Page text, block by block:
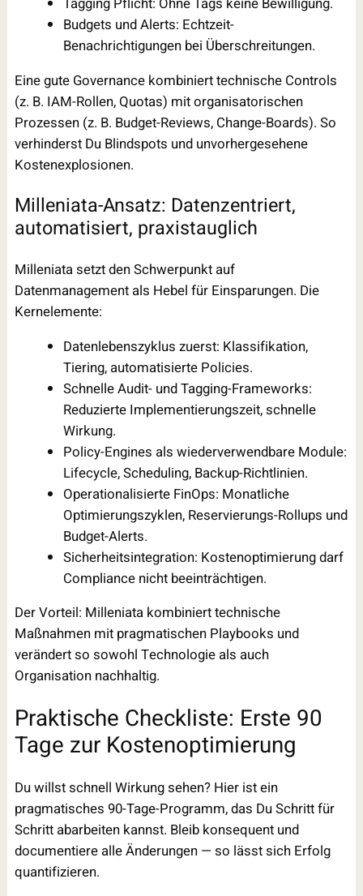
Budgets und Alerts: Echtzeit-
Benachrichtigungen bei Überschreitungen.
Eine gute Governance kombiniert technische Controls
(z. B. IAM-Rollen, Quotas) mit organisatorischen
Prozessen (z. B. Budget-Reviews, Change-Boards). So
verhinderst Du Blindspots und unvorhergesehene
Kostenexplosionen.
Milleniata-Ansatz: Datenzentriert,
automatisiert, praxistauglich
Milleniata setzt den Schwerpunkt auf
Datenmanagement als Hebel für Einsparungen. Die
Kernelemente:
Datenlebenszyklus zuerst: Klassifikation,
Tiering, automatisierte Policies.
Schnelle Audit- und Tagging-Frameworks:
Reduzierte Implementierungszeit, schnelle
Wirkung.
Policy-Engines als wiederverwendbare Module:
Lifecycle, Scheduling, Backup-Richtlinien.
Operationalisierte FinOps: Monatliche
Optimierungszyklen, Reservierungs-Rollups und
Budget-Alerts.
Sicherheitsintegration: Kostenoptimierung darf
Compliance nicht beeinträchtigen.
Der Vorteil: Milleniata kombiniert technische
Maßnahmen mit pragmatischen Playbooks und
verändert so sowohl Technologie als auch
Organisation nachhaltig.
Praktische Checkliste: Erste 90
Tage zur Kostenoptimierung
Du willst schnell Wirkung sehen? Hier ist ein
pragmatisches 90-Tage-Programm, das Du Schritt für
Schritt abarbeiten kannst. Bleib konsequent und
documentiere alle Änderungen — so lässt sich Erfolg
quantifizieren.